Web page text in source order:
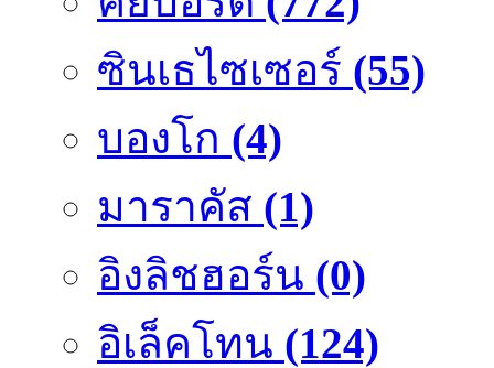
ซินเธไซเซอร์ (55)
บองโก (4)
มาราคัส (1)
อิงลิชฮอร์น (0)
อิเล็คโทน (124)